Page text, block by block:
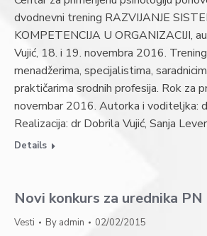
dvodnevni trening RAZVIJANJE
KOMPETENCIJA U ORGANIZACIJI,
Vujić, 18. i 19. novembra 2016.
menadžerima, specijalistima,
praktičarima srodnih profesija. Rok za
novembar 2016. Autorka i voditeljka:
Realizacija: dr Dobrila Vujić, Sanja
Details
Novi konkurs za urednika PN
Vesti By admin 02/02/2015